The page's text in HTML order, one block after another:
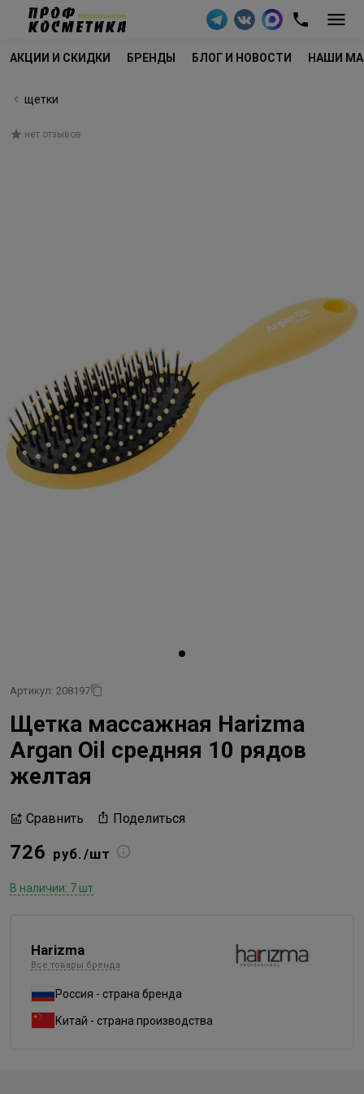
АКЦИИ И СКИДКИ БРЕНДЫ БЛОГ И НОВОСТИ НАШИ
щетки
нет отзывов
Артикул: 208197
Щетка массажная Harizma
Argan Oil средняя 10 рядов
желтая
Сравнить Поделиться
726 руб./шт
В наличии: 7 шт
Harizma
Все товары бренда
Россия - страна бренда
Китай - страна производства